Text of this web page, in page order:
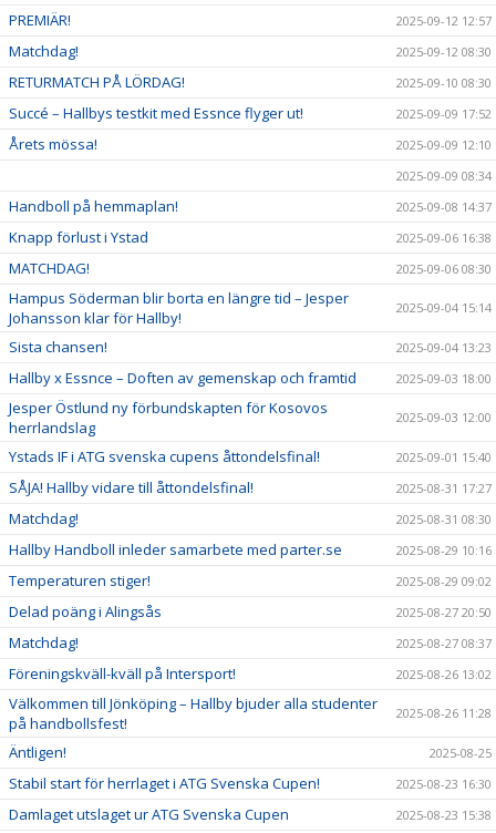
PREMIÄR! 2025-09-12 12:57
Matchdag! 2025-09-12 08:30
RETURMATCH PÅ LÖRDAG! 2025-09-10 08:30
Succé – Hallbys testkit med Essnce flyger ut! 2025-09-09 17:52
Årets mössa!
2025-09-09 12:10
2025-09-09 08:34
Handboll på hemmaplan! 2025-09-08 14:37
Knapp förlust i Ystad 2025-09-06 16:38
MATCHDAG! 2025-09-06 08:30
Hampus Söderman blir borta en längre tid – Jesper
Johansson klar för Hallby!
2025-09-04 15:14
Sista chansen! 2025-09-04 13:23
Hallby x Essnce – Doften av gemenskap och framtid 2025-09-03 18:00
Jesper Östlund ny förbundskapten för Kosovos
herrlandslag
2025-09-03 12:00
Ystads IF i ATG svenska cupens åttondelsfinal! 2025-09-01 15:40
SÅJA! Hallby vidare till åttondelsfinal! 2025-08-31 17:27
Matchdag! 2025-08-31 08:30
Hallby Handboll inleder samarbete med parter.se 2025-08-29 10:16
Temperaturen stiger! 2025-08-29 09:02
Delad poäng i Alingsås 2025-08-27 20:50
Matchdag! 2025-08-27 08:37
Föreningskväll-kväll på Intersport! 2025-08-26 13:02
Välkommen till Jönköping – Hallby bjuder alla studenter
på handbollsfest!
2025-08-26 11:28
Äntligen! 2025-08-25
Stabil start för herrlaget i ATG Svenska Cupen! 2025-08-23 16:30
Damlaget utslaget ur ATG Svenska Cupen 2025-08-23 15:38